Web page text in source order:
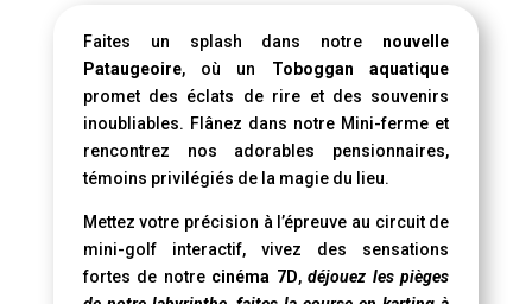
Faites un splash dans notre nouvelle
Pataugeoire, où un Toboggan aquatique
promet des éclats de rire et des souvenirs
inoubliables. Flânez dans notre Mini-ferme et
rencontrez nos adorables pensionnaires,
témoins privilégiés de la magie du lieu.
Mettez votre précision à l’épreuve au circuit de
mini-golf interactif, vivez des sensations
fortes de notre cinéma 7D,déjouez les pièges